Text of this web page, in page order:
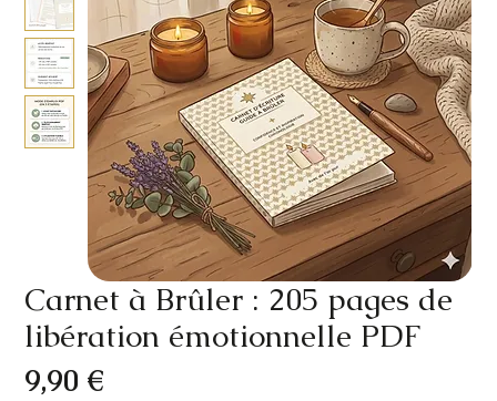
Carnet à Brûler : 205 pages de
libération émotionnelle PDF
9,90 €Prix